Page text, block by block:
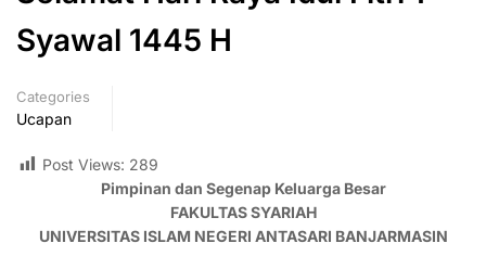
Syawal 1445 H
Categories
Ucapan
Post Views: 289
Pimpinan dan Segenap Keluarga Besar
FAKULTAS SYARIAH
UNIVERSITAS ISLAM NEGERI ANTASARI BANJARMASIN